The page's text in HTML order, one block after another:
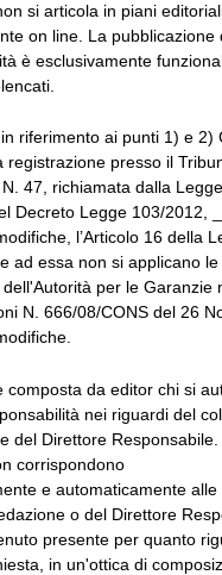
si articola in piani
on line. La pubblicazione
è esclusivamente
riferimento ai punti 1) e 2)
registrazione presso il
47, richiamata dalla
Decreto Legge 103/2012,
l’Articolo 16 della
ad essa non si applicano
per le Garanzie
N. 666/08/CONS del 26
composta da editor chi si
nei riguardi del
del Direttore
corrispondono
e automaticamente alle
o del Direttore
presente per quanto
in un'ottica di